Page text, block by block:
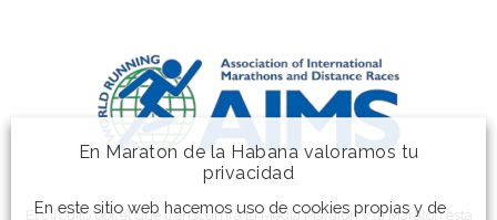
El circuito por el que transcurrirá la Media Maratón y la Maratón está
En Maraton de la Habana valoramos tu
privacidad
En este sitio web hacemos uso de cookies propias y de